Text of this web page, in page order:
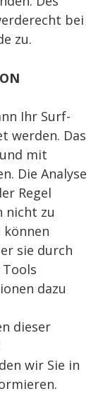
bei
zu.
Ihr Surf-
werden. Das
mit
Die Analyse
Regel
nicht zu
können
sie durch
dazu
dieser
wir Sie in